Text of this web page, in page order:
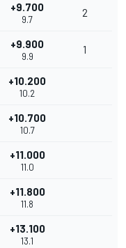
+9.700
9.7
2
+9.900
9.9
1
+10.200
10.2
+10.700
10.7
+11.000
11.0
+11.800
11.8
+13.100
13.1